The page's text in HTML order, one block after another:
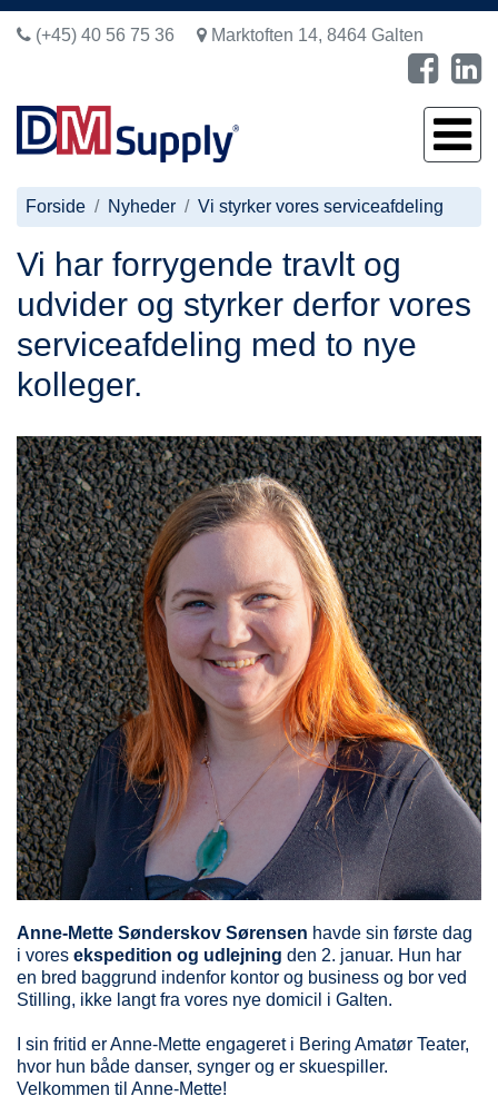
(+45) 40 56 75 36 Marktoften 14, 8464 Galten
Forside Nyheder Vi styrker vores serviceafdeling
Vi har forrygende travlt og
udvider og styrker derfor vores
serviceafdeling med to nye
kolleger.
Anne-Mette Sønderskov Sørensen havde sin første dag
i vores ekspedition og udlejning den 2. januar. Hun har
en bred baggrund indenfor kontor og business og bor ved
Stilling, ikke langt fra vores nye domicil i Galten.
I sin fritid er Anne-Mette engageret i Bering Amatør Teater,
hvor hun både danser, synger og er skuespiller.
Velkommen til Anne-Mette!